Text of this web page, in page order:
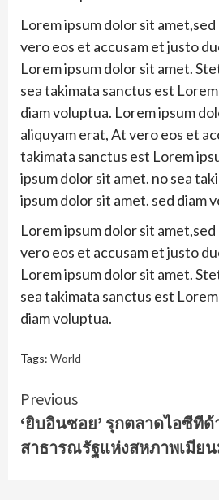
Lorem ipsum dolor sit
vero eos et accusam et justo
Lorem ipsum dolor sit amet.
sea takimata sanctus est
diam voluptua. Lorem ipsum
aliquyam erat, At vero eos et
takimata sanctus est Lorem
ipsum dolor sit amet. no sea
ipsum dolor sit amet. sed diam
Lorem ipsum dolor sit
vero eos et accusam et justo
Lorem ipsum dolor sit amet.
sea takimata sanctus est
diam voluptua.
Tags: World
Continue
Reading
Previous
‘ยิบอินซอย’ รุกตลาดไอซีที
สาธารณรัฐแห่งสหภาพเมีย